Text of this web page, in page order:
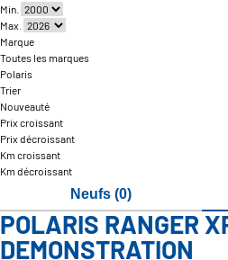
Min.
Max.
Marque
Toutes les marques
Polaris
Trier
Nouveauté
Prix croissant
Prix décroissant
Km croissant
Km décroissant
Neufs (0)
POLARIS RANGER
DEMONSTRATION